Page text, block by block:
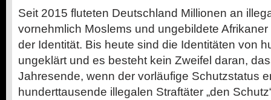
Seit 2015 fluteten Deutschland Millionen an
vornehmlich Moslems und ungebildete
der Identität. Bis heute sind die Identitäten von
ungeklärt und es besteht kein Zweifel daran,
Jahresende, wenn der vorläufige Schutzstatus
hunderttausende illegalen Straftäter „den